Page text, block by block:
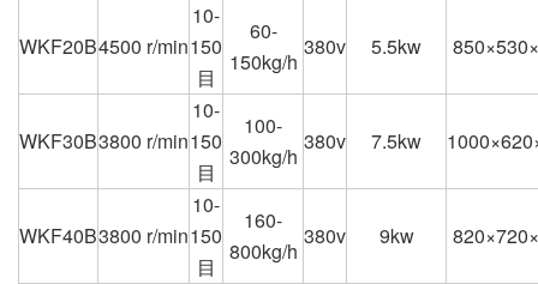
WKF20B4500 r/min
10-
150
目
60-
150kg/h
380v 5.5kw
WKF30B3800 r/min
10-
150
目
100-
300kg/h
380v 7.5kw
WKF40B3800 r/min
10-
150
目
160-
800kg/h
380v 9kw